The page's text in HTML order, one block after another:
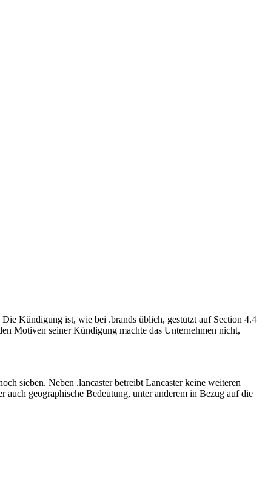
Kündigung ist, wie bei .brands üblich, gestützt auf Section 4.4
Motiven seiner Kündigung machte das Unternehmen nicht,
sieben. Neben .lancaster betreibt Lancaster keine weiteren
geographische Bedeutung, unter anderem in Bezug auf die